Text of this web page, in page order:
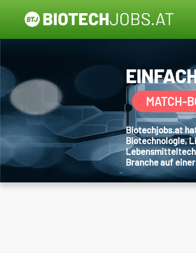
MATCH-
Biotechjobs.at
Biotechnologie,
Branche auf